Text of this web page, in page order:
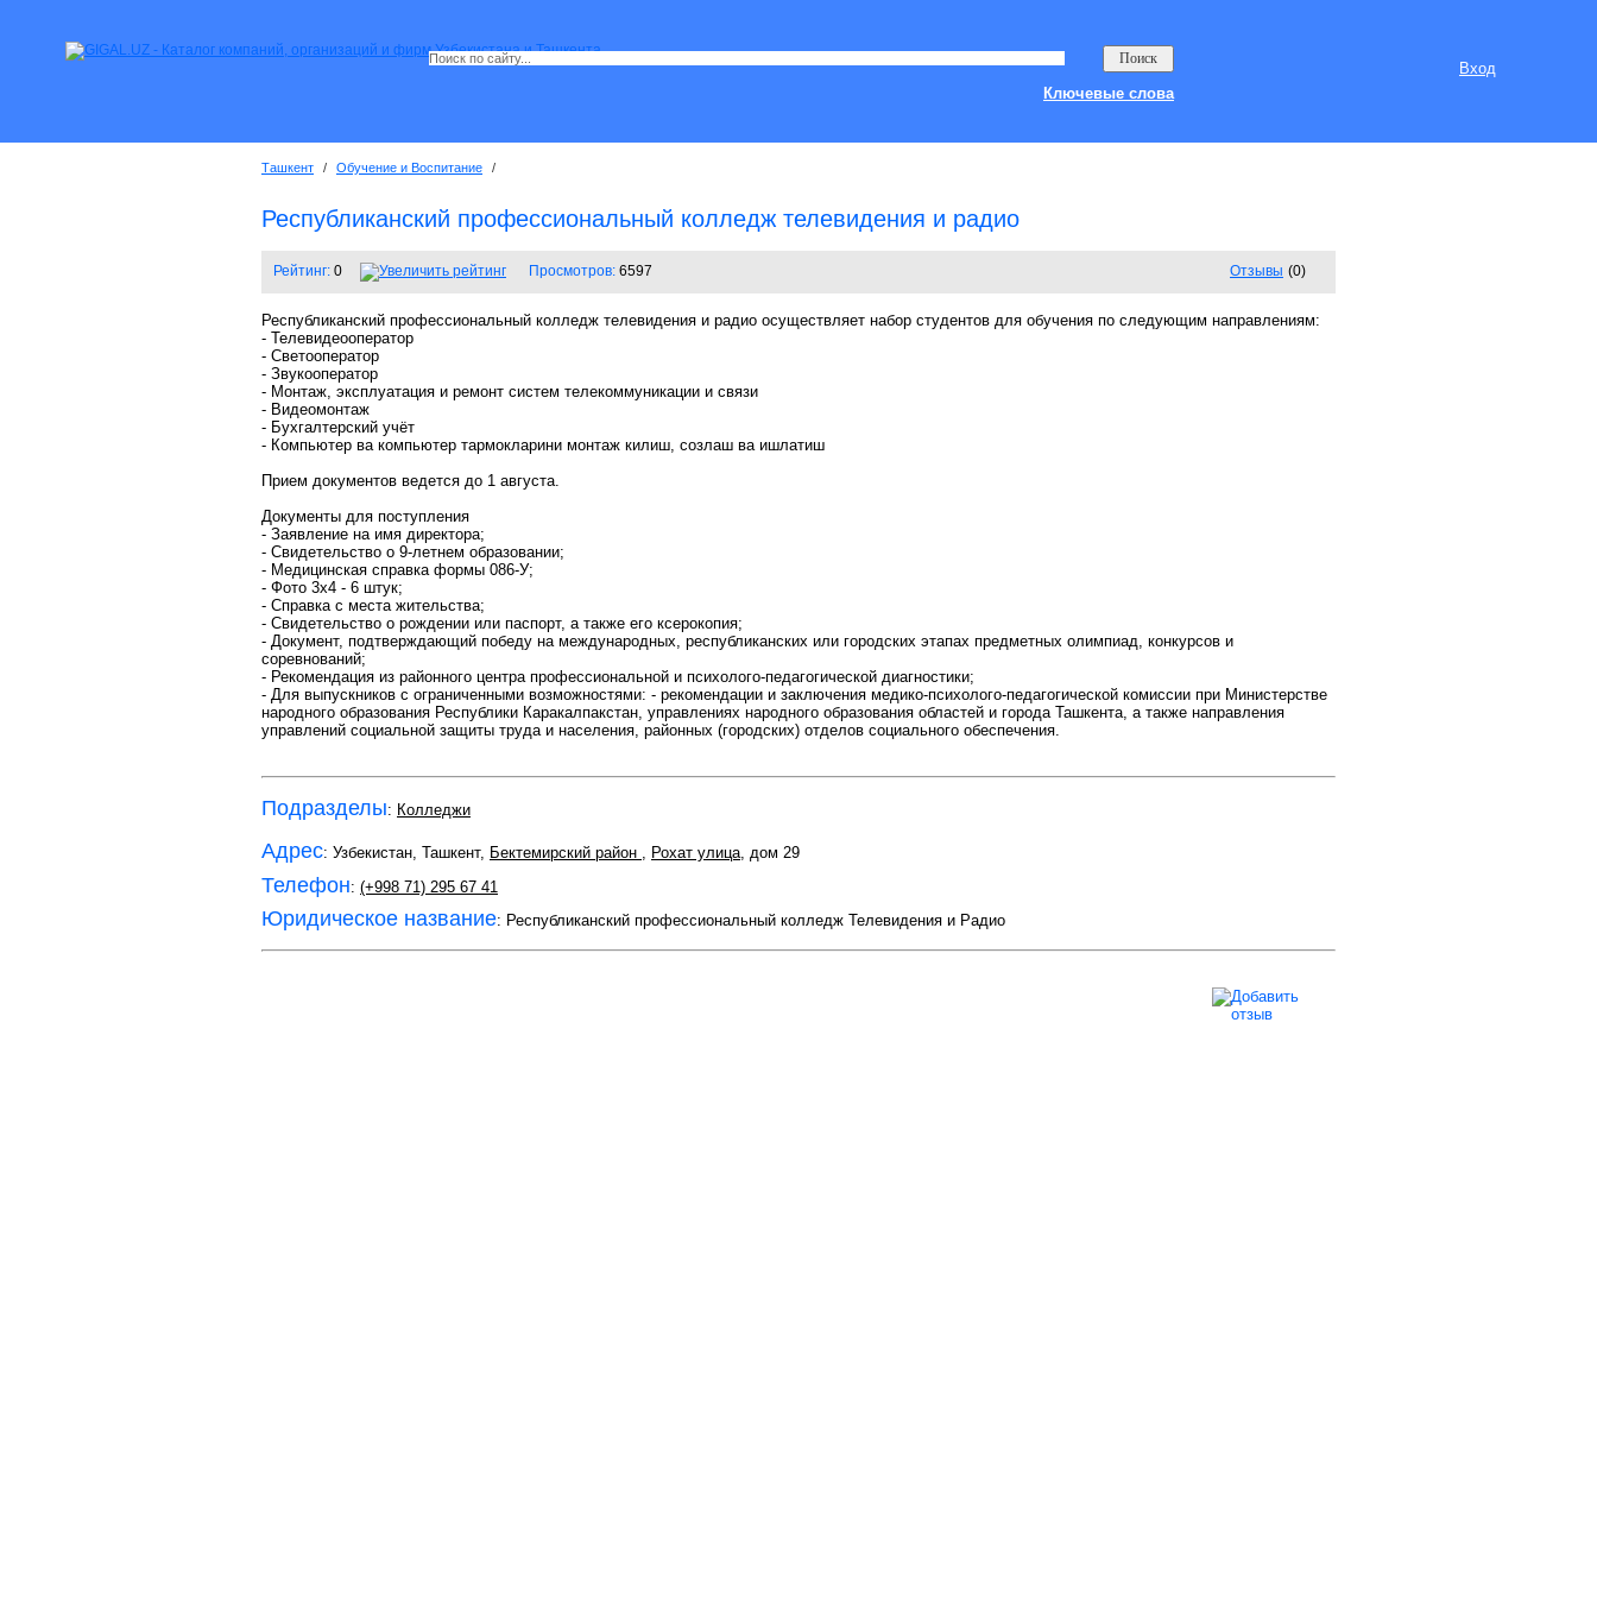
Вход
Ключевые слова
Ташкент / Обучение и Воспитание /
Республиканский профессиональный колледж телевидения и радио
Рейтинг: 0 Просмотров: 6597 Отзывы (0)
Республиканский профессиональный колледж телевидения и радио осуществляет набор студентов для обучения по следующим направлениям:
- Телевидеооператор
- Светооператор
- Звукооператор
- Монтаж, эксплуатация и ремонт систем телекоммуникации и связи
- Видеомонтаж
- Бухгалтерский учёт
- Компьютер ва компьютер тармокларини монтаж килиш, созлаш ва ишлатиш
Прием документов ведется до 1 августа.
Документы для поступления
- Заявление на имя директора;
- Свидетельство о 9-летнем образовании;
- Медицинская справка формы 086-У;
- Фото 3х4 - 6 штук;
- Справка с места жительства;
- Свидетельство о рождении или паспорт, а также его ксерокопия;
- Документ, подтверждающий победу на международных, республиканских или городских этапах предметных олимпиад, конкурсов и
соревнований;
- Рекомендация из районного центра профессиональной и психолого-педагогической диагностики;
- Для выпускников с ограниченными возможностями: - рекомендации и заключения медико-психолого-педагогической комиссии при Министерстве
народного образования Республики Каракалпакстан, управлениях народного образования областей и города Ташкента, а также направления
управлений социальной защиты труда и населения, районных (городских) отделов социального обеспечения.
Подразделы: Колледжи
Адрес: Узбекистан, Ташкент, Бектемирский район , Рохат улица, дом 29
Телефон: (+998 71) 295 67 41
Юридическое название: Республиканский профессиональный колледж Телевидения и Радио